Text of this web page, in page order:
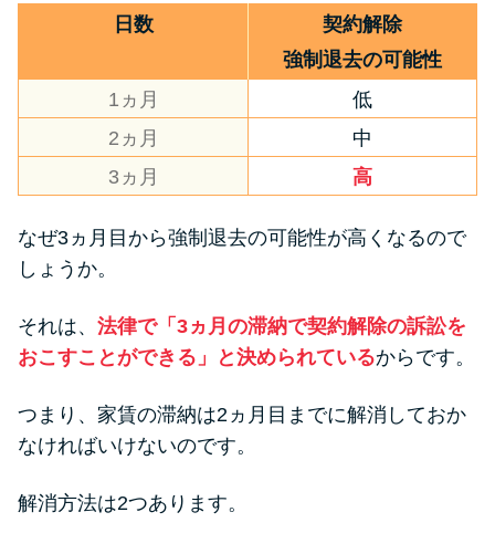
090金融（闇金）からお金を借り
てはいけない理由と借りた場合
の対処法
申し込みブラックとは?判断の目
安や審査に通らない理由
は？3つの判断基準と工面法
る？ 自分がブラックか確かめる
方法
アコムとレイクどっちがいい
日数
契約解除
強制退去の可能性
1ヵ月
低
2ヵ月
中
3ヵ月
高
なぜ3ヵ月目から強制退去の可能性が高くなるので
しょうか。
それは、 法律で「3ヵ月の滞納で契約解除の訴訟を
おこすことができる」と決められているからです。
つまり、家賃の滞納は2ヵ月目までに解消しておか
なければいけないのです。
解消方法は2つあります。